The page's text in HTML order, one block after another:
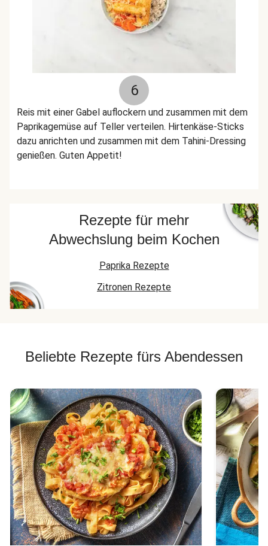
6
Reis mit einer Gabel auflockern und zusammen mit dem
Paprikagemüse auf Teller verteilen. Hirtenkäse-Sticks
dazu anrichten und zusammen mit dem Tahini-Dressing
genießen. Guten Appetit!
Rezepte für mehr
Abwechslung beim Kochen
Paprika Rezepte
Zitronen Rezepte
Beliebte Rezepte fürs Abendessen